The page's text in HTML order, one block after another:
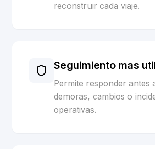
reconstruir cada viaje.
Seguimiento mas
Permite responder antes
demoras, cambios o
operativas.